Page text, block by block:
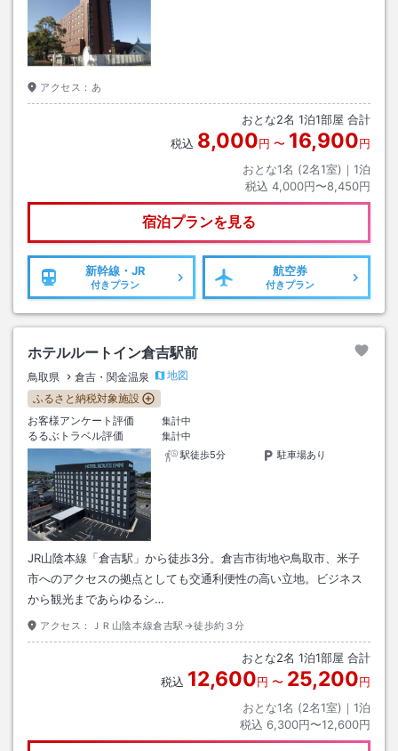
アクセス： あ
おとな2名 1泊1部屋 合計
税込 8,000円 〜 16,900円
おとな1名 (2名1室)｜ 1泊
税込 4,000円〜8,450円
宿泊プランを見る
新幹線・JR
付きプラン
航空券
付きプラン
ホテルルートイン倉吉駅前
鳥取県 倉吉・関金温泉
地図
ふるさと納税対象施設
お客様アンケート評価
集計中
るるぶトラベル評価
集計中
駅徒歩5分
駐車場あり
JR山陰本線「倉吉駅」から徒歩3分。倉吉市街地や鳥取市、米子
市へのアクセスの拠点としても交通利便性の高い立地。ビジネス
から観光まであらゆるシ…
アクセス： ＪＲ山陰本線倉吉駅→徒歩約３分
おとな2名 1泊1部屋 合計
税込 12,600円 〜 25,200円
おとな1名 (2名1室)｜ 1泊
税込 6,300円〜12,600円